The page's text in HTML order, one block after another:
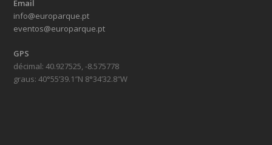
Email
info@europarque.pt
eventos@europarque.pt
GPS
décimal: 40.927525, -8.575778
graus: 40°55’39.1″N 8°34’32.8″W